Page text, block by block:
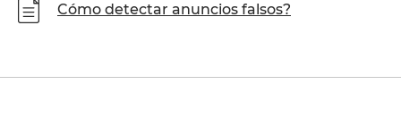
Cómo detectar anuncios falsos?